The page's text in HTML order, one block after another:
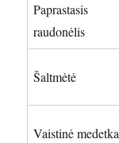
Paprastasis
raudonėlis
Šaltmėtė
Vaistinė medetka